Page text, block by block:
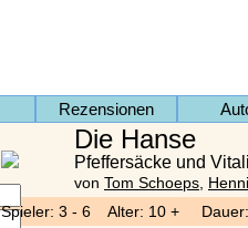
Rezensionen
Die Hanse
Pfeffersäcke und
von Tom Schoeps,
Spieler: 3 - 6 Alter: 10 + Dauer: